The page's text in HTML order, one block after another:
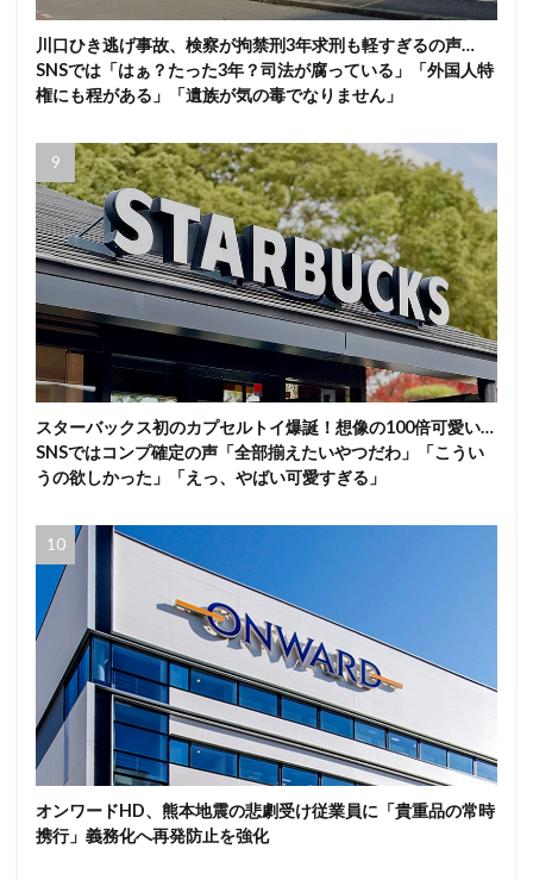
川口ひき逃げ事故、検察が拘禁刑3年求刑も軽すぎるの声…
SNSでは「はぁ？たった3年？司法が腐っている」「外国人特
権にも程がある」「遺族が気の毒でなりません」
スターバックス初のカプセルトイ爆誕！想像の100倍可愛い…
SNSではコンプ確定の声「全部揃えたいやつだわ」「こうい
うの欲しかった」「えっ、やばい可愛すぎる」
オンワードHD、熊本地震の悲劇受け従業員に「貴重品の常時
携行」義務化へ再発防止を強化